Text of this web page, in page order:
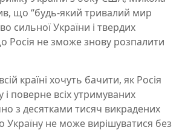
що “будь-який тривалий мир
сильної України і твердих
Росія не зможе знову розпалити
країні хочуть бачити, як Росія
і поверне всіх утримуваних
з десятками тисяч викрадених
Україну не може вирішуватися без